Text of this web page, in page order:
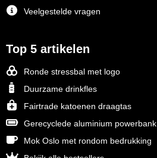
Veelgestelde vragen
Top 5 artikelen
Ronde stressbal met logo
Duurzame drinkfles
Fairtrade katoenen draagtas
Gerecyclede aluminium powerbank
Mok Oslo met rondom bedrukking